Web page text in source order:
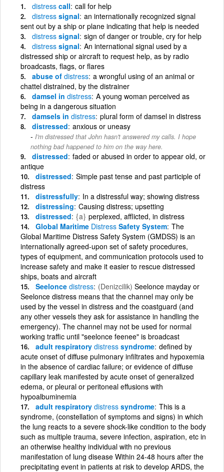
distress call call for help
distress signal an internationally recognized signal
sent out by a ship or plane indicating that help is needed
distress signal sign of danger or trouble, cry for help
distress signal An international signal used by a
distressed ship or aircraft to request help, as by radio
broadcasts, flags, or flares
abuse of distress a wrongful using of an animal or
chattel distrained, by the distrainer
damsel in distress A young woman perceived as
being in a dangerous situation
damsels in distress plural form of damsel in distress
distressed anxious or uneasy
I'm distressed that John hasn't answered my calls. I hope
nothing bad happened to him on the way here.
distressed faded or abused in order to appear old, or
antique
distressed Simple past tense and past participle of
distress
distressfully In a distressful way; showing distress
distressing Causing distress; upsetting
distressed {a} perplexed, afflicted, in distress
Global Maritime Distress Safety System The
Global Maritime Distress Safety System (GMDSS) is an
internationally agreed-upon set of safety procedures,
types of equipment, and communication protocols used to
increase safety and make it easier to rescue distressed
ships, boats and aircraft
Seelonce distress (Denizcilik) Seelonce mayday or
Seelonce distress means that the channel may only be
used by the vessel in distress and the coastguard (and
any other vessels they ask for assistance in handling the
emergency). The channel may not be used for normal
working traffic until "seelonce feenee" is broadcast
adult respiratory distress syndrome defined by
acute onset of diffuse pulmonary infiltrates and hypoxemia
in the absence of cardiac failure; or evidence of diffuse
capillary leak manifested by acute onset of generalized
edema, or pleural or peritoneal effusions with
hypoalbuminemia
adult respiratory distress syndrome This is a
syndrome, (constellation of symptoms and signs) in which
the lung reacts to a severe shock-like condition to the body
such as multiple trauma, severe infection, aspiration, etc in
an otherwise healthy individual with no previous
manifestation of lung disease Within 24-48 hours after the
precipitating event in patients at risk to develop ARDS, the